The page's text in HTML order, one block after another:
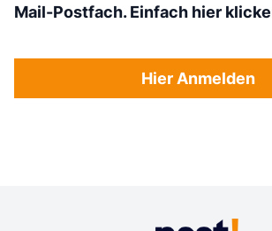
Mail-Postfach. Einfach hier
Hier Anmelden